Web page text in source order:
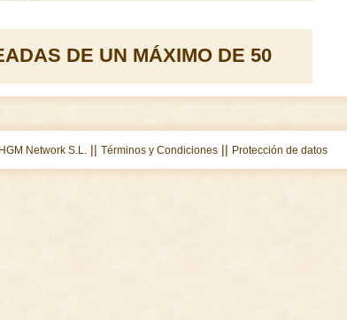
DE UN MÁXIMO DE 50
Network S.L. || Términos y Condiciones|| Protección de datos